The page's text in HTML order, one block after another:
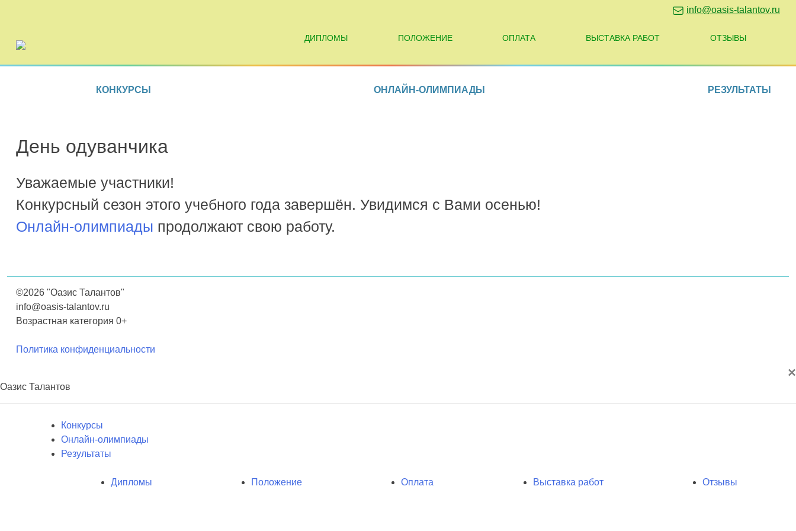
info@oasis-talantov.ru
ДИПЛОМЫ ПОЛОЖЕНИЕ ОПЛАТА ВЫСТАВКА РАБОТ ОТЗЫВЫ
КОНКУРСЫ ОНЛАЙН-ОЛИМПИАДЫ РЕЗУЛЬТАТЫ
День одуванчика
Уважаемые участники!
Конкурсный сезон этого учебного года завершён. Увидимся с Вами осенью!
Онлайн-олимпиады продолжают свою работу.
©2026 "Оазис Талантов"
info@oasis-talantov.ru
Возрастная категория 0+
Политика конфиденциальности
×
Оазис Талантов
Конкурсы
Онлайн-олимпиады
Результаты
Дипломы Положение Оплата Выставка работ Отзывы